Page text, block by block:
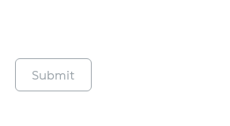
Submit